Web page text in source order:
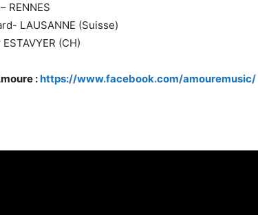
RENNES
LAUSANNE (Suisse)
(CH)
:https://www.facebook.com/amouremusic/